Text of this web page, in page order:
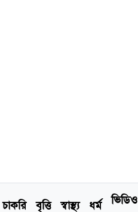
চাকরি বৃত্তি স্বাস্থ্য ধর্ম ভিডিও